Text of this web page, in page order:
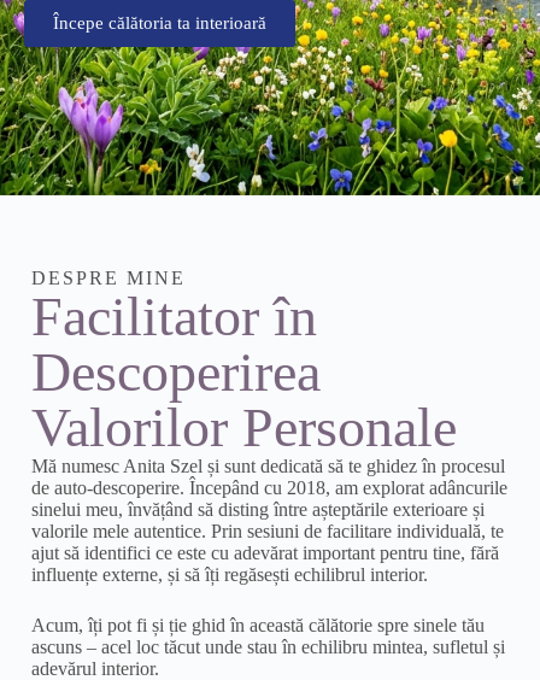
Începe călătoria ta interioară
DESPRE MINE
Facilitator în
Descoperirea
Valorilor Personale
Mă numesc Anita Szel și sunt dedicată să te ghidez în procesul
de auto-descoperire. Începând cu 2018, am explorat adâncurile
sinelui meu, învățând să disting între așteptările exterioare și
valorile mele autentice. Prin sesiuni de facilitare individuală, te
ajut să identifici ce este cu adevărat important pentru tine, fără
influențe externe, și să îți regăsești echilibrul interior.
Acum, îți pot fi și ție ghid în această călătorie spre sinele tău
ascuns – acel loc tăcut unde stau în echilibru mintea, sufletul și
adevărul interior.